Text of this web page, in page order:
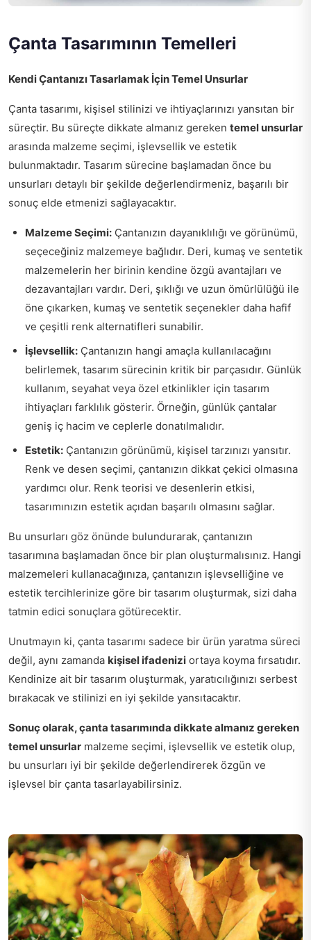
Çanta Tasarımının Temelleri
Kendi Çantanızı Tasarlamak İçin Temel Unsurlar
Çanta tasarımı, kişisel stilinizi ve ihtiyaçlarınızı yansıtan bir
süreçtir. Bu süreçte dikkate almanız gereken temel unsurlar
arasında malzeme seçimi, işlevsellik ve estetik
bulunmaktadır. Tasarım sürecine başlamadan önce bu
unsurları detaylı bir şekilde değerlendirmeniz, başarılı bir
sonuç elde etmenizi sağlayacaktır.
Malzeme Seçimi: Çantanızın dayanıklılığı ve görünümü,
seçeceğiniz malzemeye bağlıdır. Deri, kumaş ve sentetik
malzemelerin her birinin kendine özgü avantajları ve
dezavantajları vardır. Deri, şıklığı ve uzun ömürlülüğü ile
öne çıkarken, kumaş ve sentetik seçenekler daha hafif
ve çeşitli renk alternatifleri sunabilir.
İşlevsellik: Çantanızın hangi amaçla kullanılacağını
belirlemek, tasarım sürecinin kritik bir parçasıdır. Günlük
kullanım, seyahat veya özel etkinlikler için tasarım
ihtiyaçları farklılık gösterir. Örneğin, günlük çantalar
geniş iç hacim ve ceplerle donatılmalıdır.
Estetik: Çantanızın görünümü, kişisel tarzınızı yansıtır.
Renk ve desen seçimi, çantanızın dikkat çekici olmasına
yardımcı olur. Renk teorisi ve desenlerin etkisi,
tasarımınızın estetik açıdan başarılı olmasını sağlar.
Bu unsurları göz önünde bulundurarak, çantanızın
tasarımına başlamadan önce bir plan oluşturmalısınız. Hangi
malzemeleri kullanacağınıza, çantanızın işlevselliğine ve
estetik tercihlerinize göre bir tasarım oluşturmak, sizi daha
tatmin edici sonuçlara götürecektir.
Unutmayın ki, çanta tasarımı sadece bir ürün yaratma süreci
değil, aynı zamanda kişisel ifadenizi ortaya koyma fırsatıdır.
Kendinize ait bir tasarım oluşturmak, yaratıcılığınızı serbest
bırakacak ve stilinizi en iyi şekilde yansıtacaktır.
Sonuç olarak, çanta tasarımında dikkate almanız gereken
temel unsurlar malzeme seçimi, işlevsellik ve estetik olup,
bu unsurları iyi bir şekilde değerlendirerek özgün ve
işlevsel bir çanta tasarlayabilirsiniz.